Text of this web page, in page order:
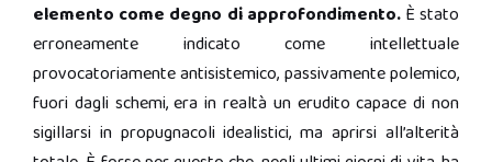
elemento come degno di approfondimento.È stato
erroneamente indicato come intellettuale
provocatoriamente antisistemico, passivamente polemico,
fuori dagli schemi, era in realtà un erudito capace di non
sigillarsi in propugnacoli idealistici, ma aprirsi all’alterità